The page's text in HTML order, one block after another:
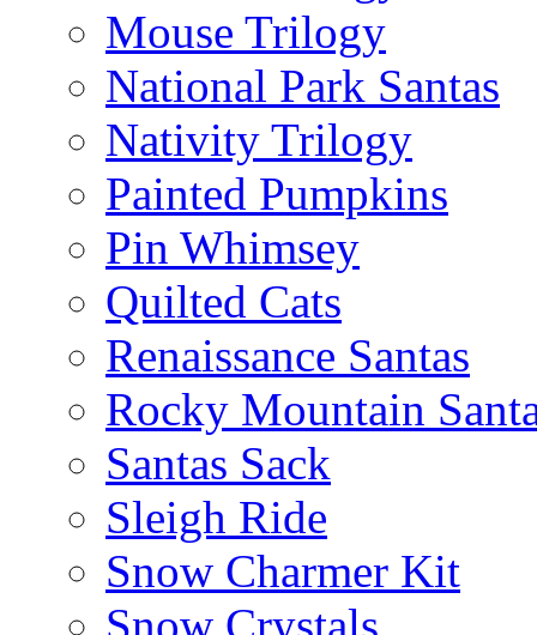
Mouse Trilogy
National Park Santas
Nativity Trilogy
Painted Pumpkins
Pin Whimsey
Quilted Cats
Renaissance Santas
Rocky Mountain
Santas Sack
Sleigh Ride
Snow Charmer Kit